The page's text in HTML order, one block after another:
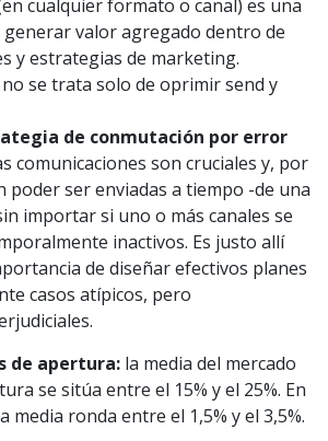
cualquier formato o canal) es una
valor agregado dentro de
y estrategias de marketing.
se trata solo de oprimir send y
de conmutación por error
comunicaciones son cruciales y, por
poder ser enviadas a tiempo -de una
importar si uno o más canales se
inactivos. Es justo allí
de diseñar efectivos planes
casos atípicos, pero
de apertura: la media del mercado
se sitúa entre el 15% y el 25%. En
media ronda entre el 1,5% y el 3,5%.